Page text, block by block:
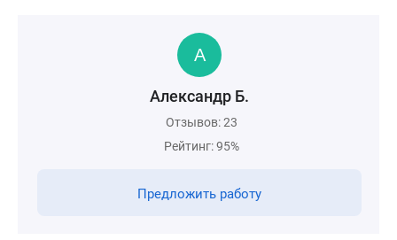
Александр Б.
Отзывов: 23
Рейтинг: 95%
Предложить работу